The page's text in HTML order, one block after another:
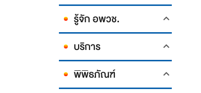
รู้จัก อพวช.
บริการ
พิพิธภัณฑ์